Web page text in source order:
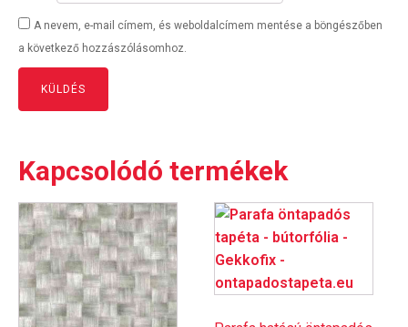
A nevem, e-mail címem, és weboldalcímem mentése a böngészőben
a következő hozzászólásomhoz.
Kapcsolódó termékek
Ennek
a
terméknek
több
variációja
Ennek
a
terméknek
több